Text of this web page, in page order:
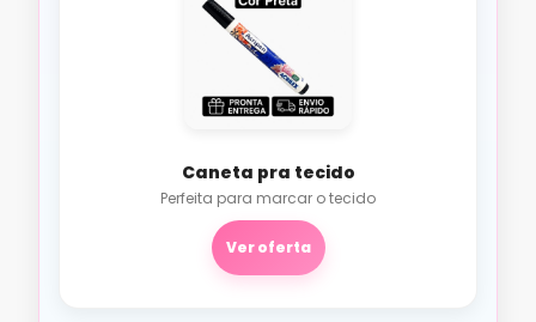
Caneta pra tecido
Perfeita para marcar o tecido
Ver oferta